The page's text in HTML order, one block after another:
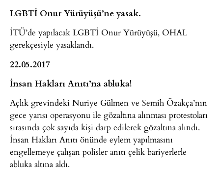
LGBTİ Onur Yürüyüşü’ne yasak.
İTÜ’de yapılacak LGBTİ Onur Yürüyüşü, OHAL
gerekçesiyle yasaklandı.
22.05.2017
İnsan Hakları Anıtı’na abluka!
Açlık grevindeki Nuriye Gülmen ve Semih Özakça’nın
gece yarısı operasyonu ile gözaltına alınması protestoları
sırasında çok sayıda kişi darp edilerek gözaltına alındı.
İnsan Hakları Anıtı önünde eylem yapılmasını
engellemeye çalışan polisler anıtı çelik bariyerlerle
abluka altına aldı.